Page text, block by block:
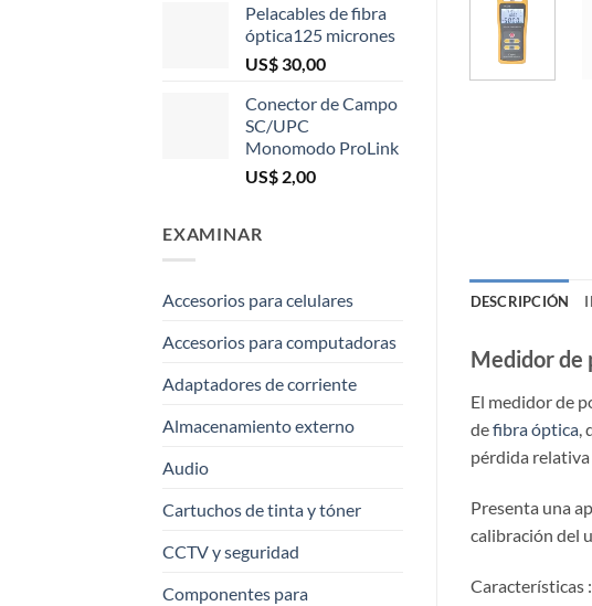
Pelacables de fibra
óptica125 micrones
US$ 30,00
Conector de Campo
SC/UPC
Monomodo ProLink
US$ 2,00
EXAMINAR
Accesorios para celulares
Accesorios para computadoras
Adaptadores de corriente
Almacenamiento externo
Audio
Cartuchos de tinta y tóner
CCTV y seguridad
Componentes para
DESCRIPCIÓN
Medidor de
El medidor de
defibra óptica,
pérdida
Presenta una
calibración del
Características :